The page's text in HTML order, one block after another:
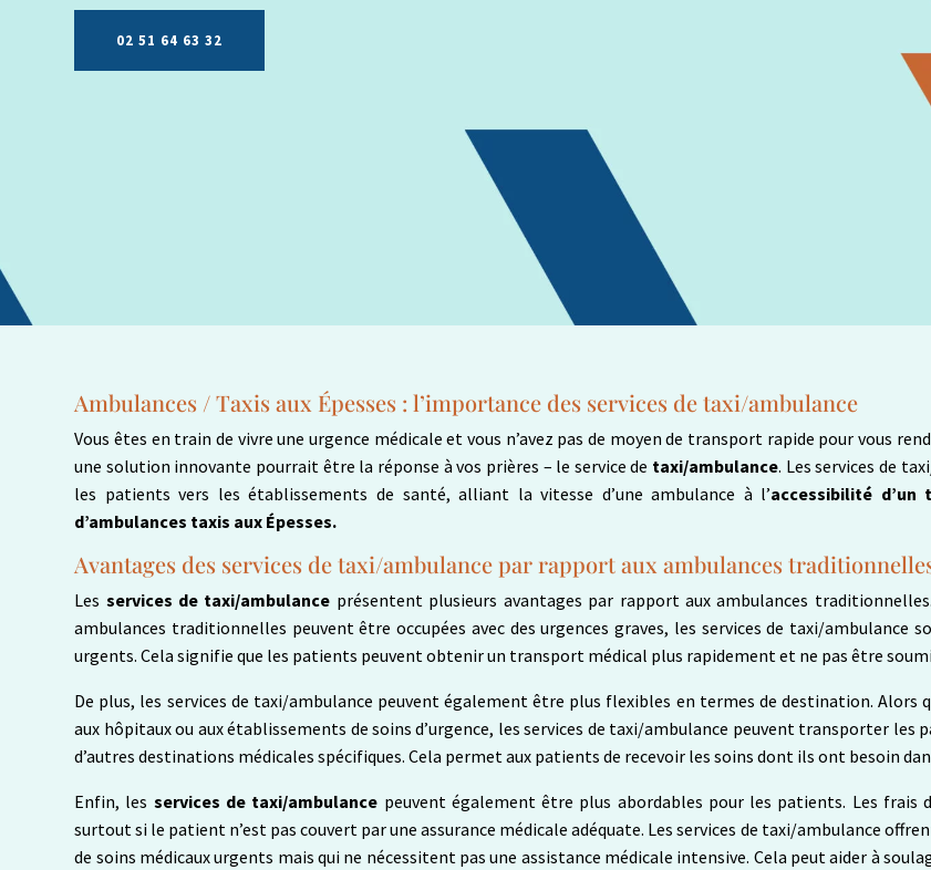
02 51 64 63 32
Ambulances / Taxis aux Épesses : l’importance des services de taxi/ambulance
Vous êtes en train de vivre une urgence médicale et vous n’avez pas de moyen de transport rapide pour vous
une solution innovante pourrait être la réponse à vos prières – le service de taxi/ambulance. Les services de
les patients vers les établissements de santé, alliant la vitesse d’une ambulance à l’accessibilité d’un
d’ambulances taxis aux Épesses.
Avantages des services de taxi/ambulance par rapport aux ambulances
Les services de taxi/ambulance présentent plusieurs avantages par rapport aux ambulances
ambulances traditionnelles peuvent être occupées avec des urgences graves, les services de taxi/
urgents. Cela signifie que les patients peuvent obtenir un transport médical plus rapidement et ne pas être
De plus, les services de taxi/ambulance peuvent également être plus flexibles en termes de destination.
aux hôpitaux ou aux établissements de soins d’urgence, les services de taxi/ambulance peuvent transporter les
d’autres destinations médicales spécifiques. Cela permet aux patients de recevoir les soins dont ils ont besoin
Enfin, les services de taxi/ambulance peuvent également être plus abordables pour les patients. Les
surtout si le patient n’est pas couvert par une assurance médicale adéquate. Les services de taxi/ambulance
de soins médicaux urgents mais qui ne nécessitent pas une assistance médicale intensive. Cela peut aider à